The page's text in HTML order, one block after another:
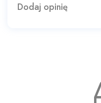
Dodaj opinię